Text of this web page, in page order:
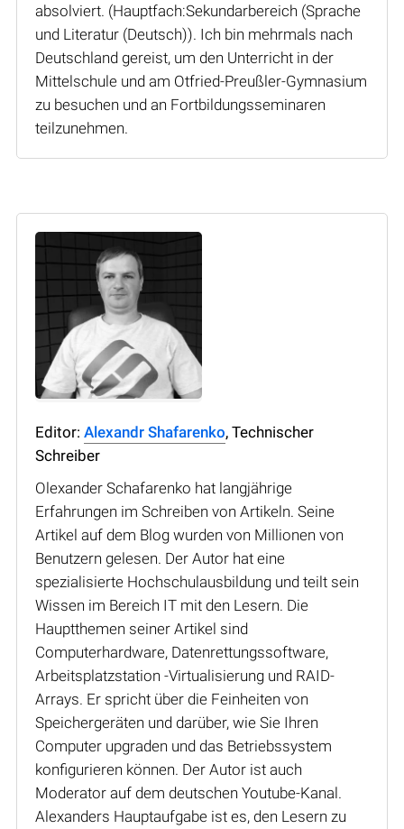
absolviert. (Hauptfach:Sekundarbereich (Sprache
und Literatur (Deutsch)). Ich bin mehrmals nach
Deutschland gereist, um den Unterricht in der
Mittelschule und am Otfried-Preußler-Gymnasium
zu besuchen und an Fortbildungsseminaren
teilzunehmen.
Editor: Alexandr Shafarenko, Technischer
Schreiber
Olexander Schafarenko hat langjährige
Erfahrungen im Schreiben von Artikeln. Seine
Artikel auf dem Blog wurden von Millionen von
Benutzern gelesen. Der Autor hat eine
spezialisierte Hochschulausbildung und teilt sein
Wissen im Bereich IT mit den Lesern. Die
Hauptthemen seiner Artikel sind
Computerhardware, Datenrettungssoftware,
Arbeitsplatzstation -Virtualisierung und RAID-
Arrays. Er spricht über die Feinheiten von
Speichergeräten und darüber, wie Sie Ihren
Computer upgraden und das Betriebssystem
konfigurieren können. Der Autor ist auch
Moderator auf dem deutschen Youtube-Kanal.
Alexanders Hauptaufgabe ist es, den Lesern zu